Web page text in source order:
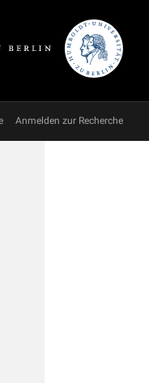
Anmelden zur Recherche